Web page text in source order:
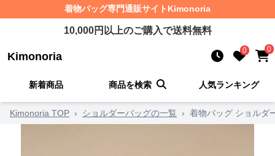
着物バッグ専門通販サイト Kimonoria
10,000円以上のご購入で送料無料
Kimonoria 0 0
新着商品 商品を検索 人気ランキング
Kimonoria TOP › ショルダーバッグの一覧 › 着物バッグ ショルダ